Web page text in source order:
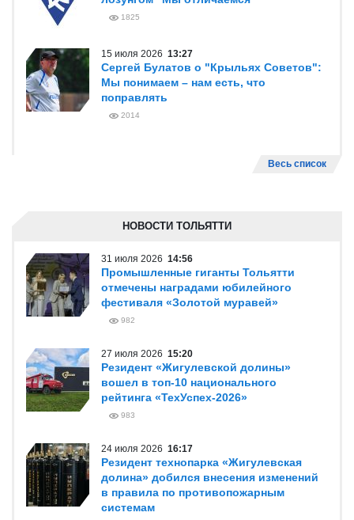
1825
15 июля 2026 13:27
Сергей Булатов о "Крыльях Советов":
Мы понимаем – нам есть, что
поправлять
2014
Весь список
НОВОСТИ ТОЛЬЯТТИ
31 июля 2026 14:56
Промышленные гиганты Тольятти
отмечены наградами юбилейного
фестиваля «Золотой муравей»
982
27 июля 2026 15:20
Резидент «Жигулевской долины»
вошел в топ-10 национального
рейтинга «ТехУспех-2026»
983
24 июля 2026 16:17
Резидент технопарка «Жигулевская
долина» добился внесения изменений
в правила по противопожарным
системам